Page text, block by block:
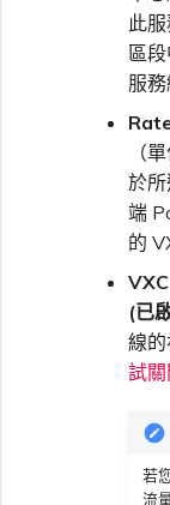
此
區
服
（
於
端
的
(已
線
試關
若
流